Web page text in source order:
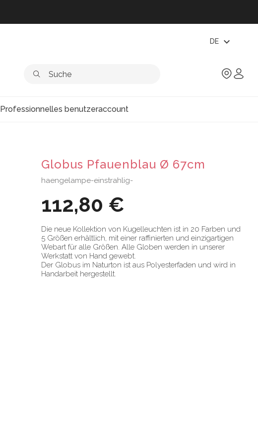
DE expand_more
Professionnelles benutzeraccount
Globus Pfauenblau Ø 67cm
haengelampe-einstrahlig-
112,80 €
Die neue Kollektion von Kugelleuchten ist in 20 Farben und
5 Größen erhältlich, mit einer raffinierten und einzigartigen
Webart für alle Größen. Alle Globen werden in unserer
Werkstatt von Hand gewebt.
Der Globus im Naturton ist aus Polyesterfaden und wird in
Handarbeit hergestellt.